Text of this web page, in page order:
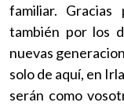
familiar.
también por los
nuevas
solo de aquí, en
serán como